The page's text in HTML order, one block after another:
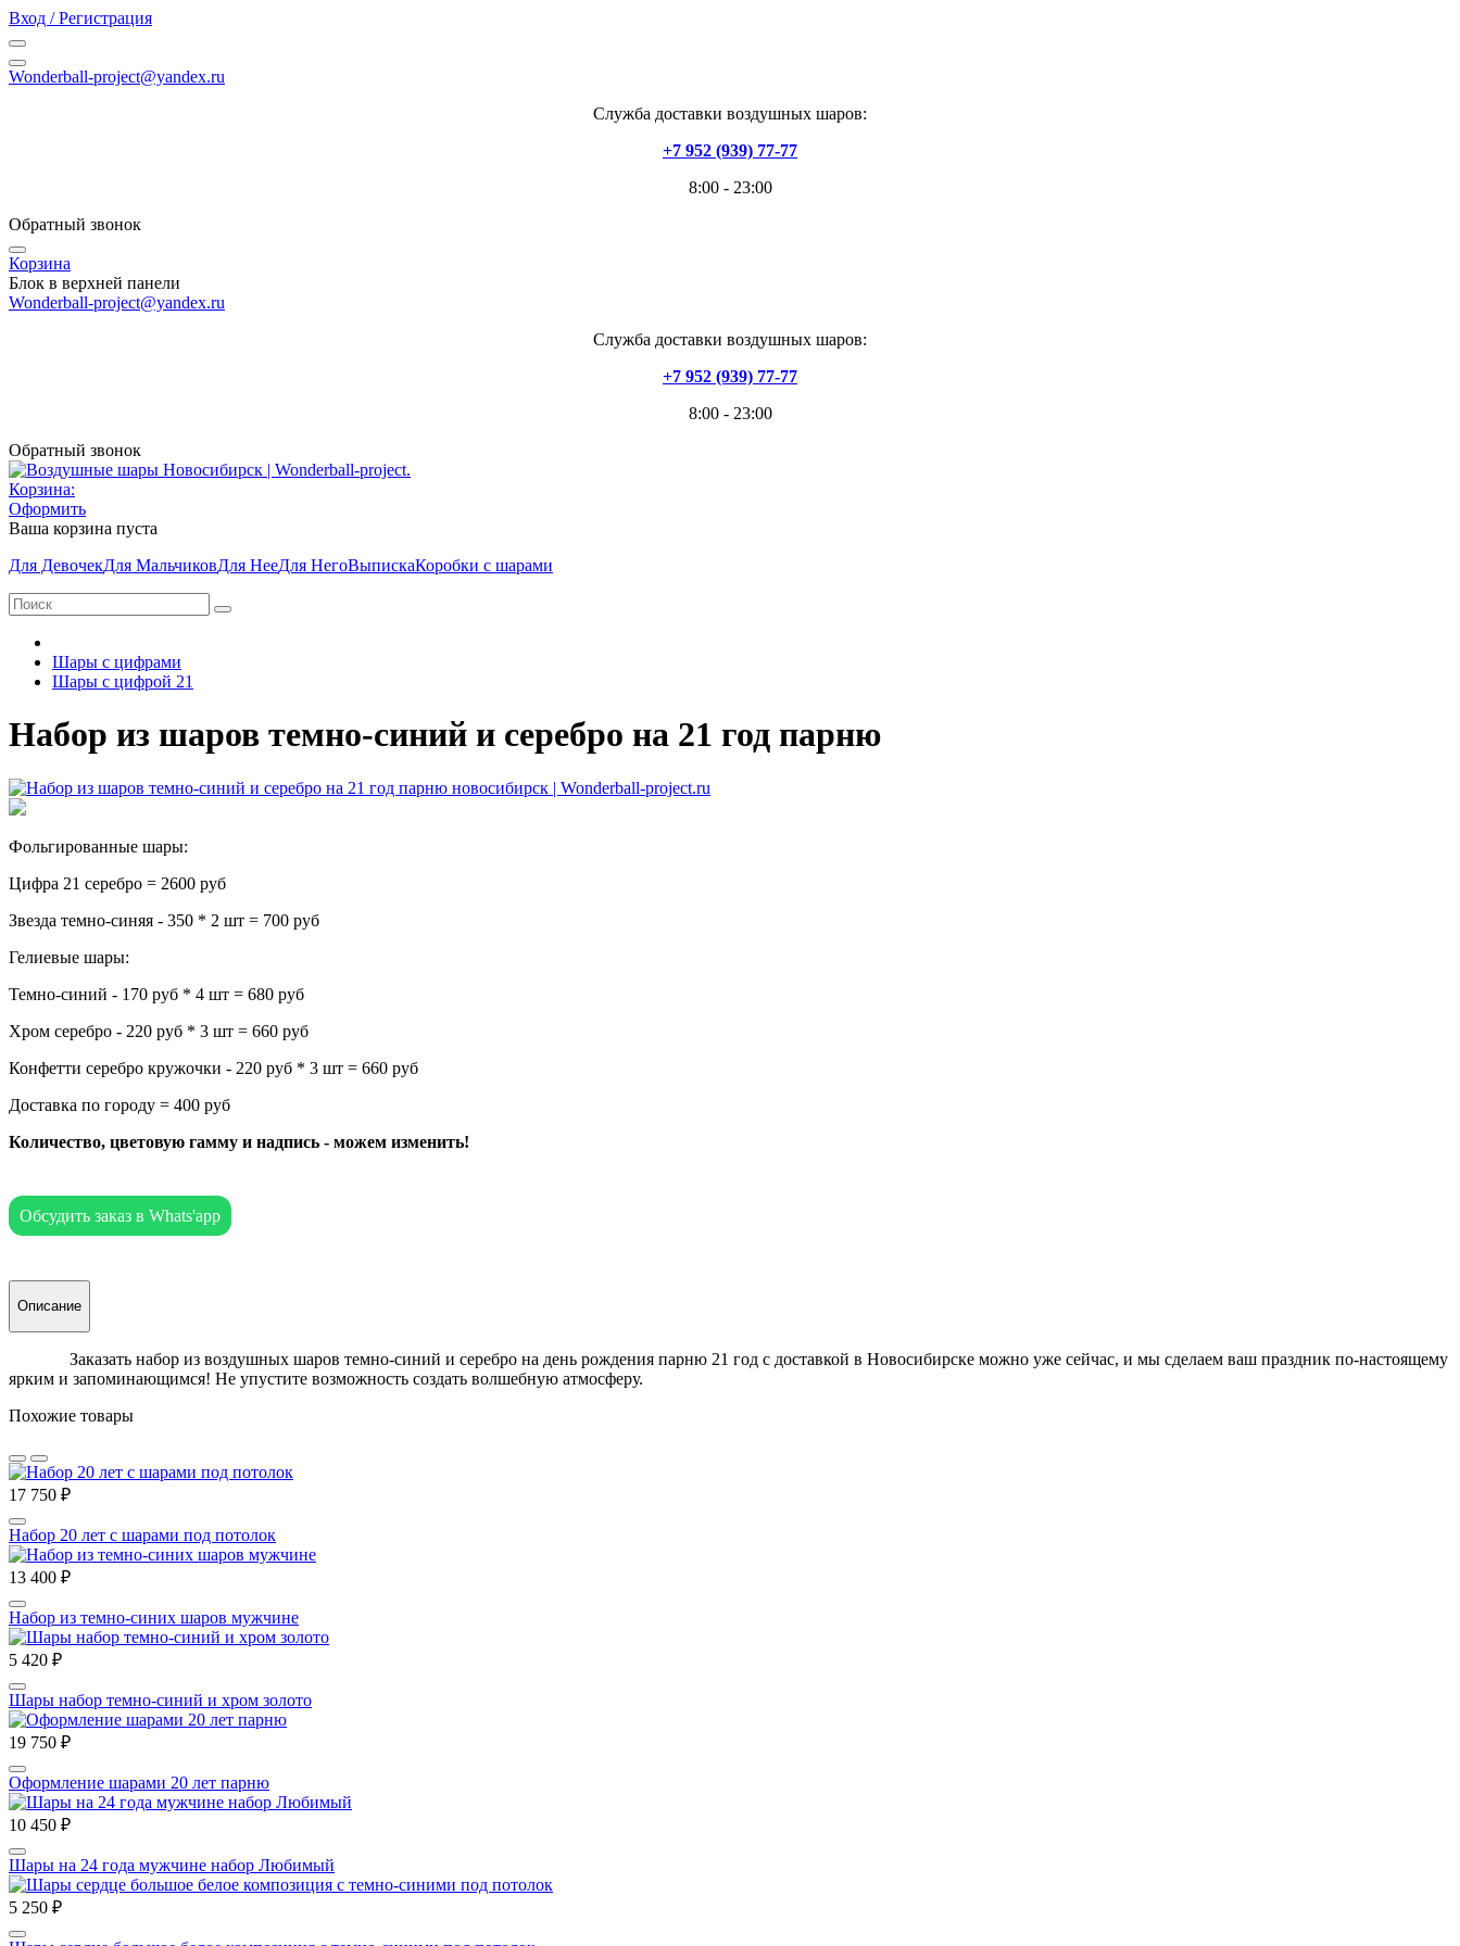
Вход / Регистрация
Wonderball-project@yandex.ru
Служба доставки воздушных шаров:
+7 952 (939) 77-77
8:00 - 23:00
Обратный звонок
Корзина
Блок в верхней панели
Wonderball-project@yandex.ru
Служба доставки воздушных шаров:
+7 952 (939) 77-77
8:00 - 23:00
Обратный звонок
Корзина:
Оформить
Ваша корзина пуста
Для ДевочекДля МальчиковДля НееДля НегоВыпискаКоробки с шарами
Шары с цифрами
Шары с цифрой 21
Набор из шаров темно-синий и серебро на 21 год парню
Фольгированные шары:
Цифра 21 серебро = 2600 руб
Звезда темно-синяя - 350 * 2 шт = 700 руб
Гелиевые шары:
Темно-синий - 170 руб * 4 шт = 680 руб
Хром серебро - 220 руб * 3 шт = 660 руб
Конфетти серебро кружочки - 220 руб * 3 шт = 660 руб
Доставка по городу = 400 руб
Количество, цветовую гамму и надпись - можем изменить!
Обсудить заказ в Whats'app
Описание
Заказать набор из воздушных шаров темно-синий и серебро на день рождения парню 21 год с доставкой в Новосибирске можно уже сейчас, и мы сделаем ваш праздник по-настоящему
ярким и запоминающимся! Не упустите возможность создать волшебную атмосферу.
Похожие товары
17 750 ₽
Набор 20 лет с шарами под потолок
13 400 ₽
Набор из темно-синих шаров мужчине
5 420 ₽
Шары набор темно-синий и хром золото
19 750 ₽
Оформление шарами 20 лет парню
10 450 ₽
Шары на 24 года мужчине набор Любимый
5 250 ₽